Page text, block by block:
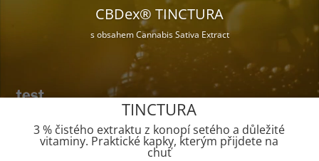
CBDex® TINCTURA
s obsahem Cannabis Sativa Extract
TINCTURA
3 % čistého extraktu z konopí setého a důležité
vitaminy. Praktické kapky, kterým přijdete na
chuť